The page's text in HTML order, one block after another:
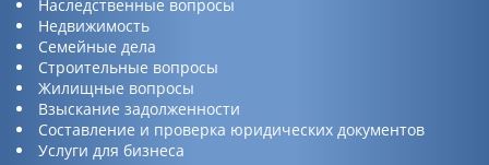
Наследственные вопросы
Недвижимость
Семейные дела
Строительные вопросы
Жилищные вопросы
Взыскание задолженности
Составление и проверка юридических документов
Услуги для бизнеса